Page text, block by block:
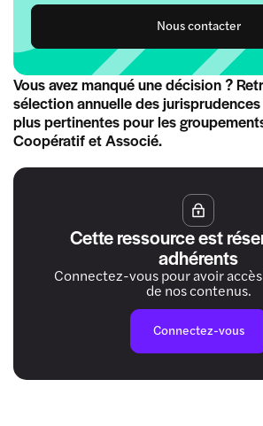
Nous contacter
Vous avez manqué une décision ?
sélection annuelle des
plus pertinentes pour les
Coopératif et Associé.
Cette ressource est
adhérents
Connectez-vous pour avoir accès
de nos contenus.
Connectez-vous